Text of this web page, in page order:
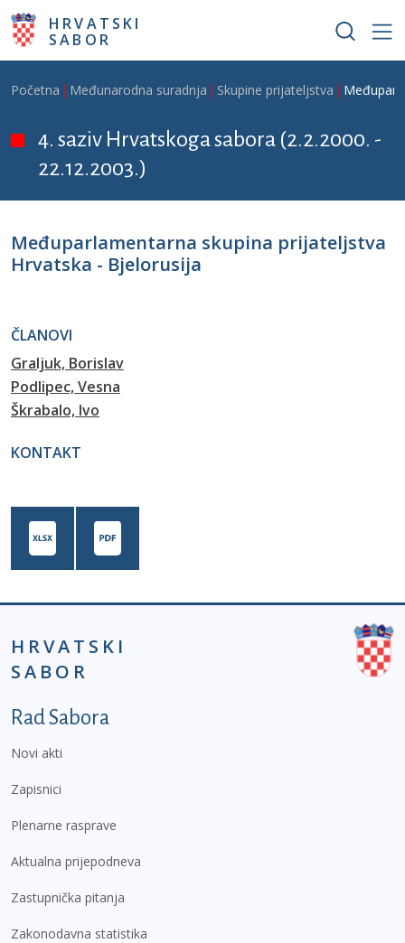
Skoči na glavni sadržaj
HRVATSKI
SABOR
Breadcrumb
Početna Međunarodna suradnja Skupine prijateljstva
4. saziv Hrvatskoga sabora (2.2.2000. -
22.12.2003.)
Međuparlamentarna skupina prijateljstva
Hrvatska - Bjelorusija
ČLANOVI
Graljuk, Borislav
Podlipec, Vesna
Škrabalo, Ivo
KONTAKT
HRVATSKI
SABOR
Podnožje prvi izbornik
Rad Sabora
Novi akti
Zapisnici
Plenarne rasprave
Aktualna prijepodneva
Zastupnička pitanja
Zakonodavna statistika